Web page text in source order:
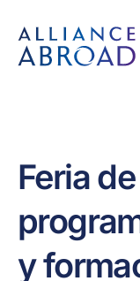
contenido
Feria
y